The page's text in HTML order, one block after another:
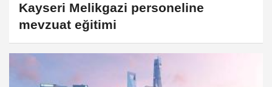
Kayseri Melikgazi personeline
mevzuat eğitimi